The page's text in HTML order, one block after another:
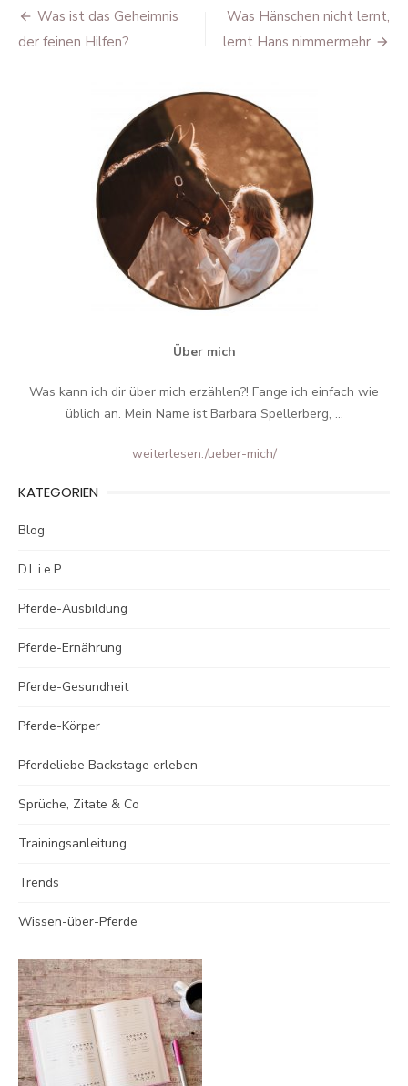
Beitragsnavigation
Was ist das Geheimnis
der feinen Hilfen?
Was Hänschen nicht lernt,
lernt Hans nimmermehr
Über mich
Was kann ich dir über mich erzählen?! Fange ich einfach wie
üblich an. Mein Name ist Barbara Spellerberg, ...
weiterlesen./ueber-mich/
KATEGORIEN
Blog
D.L.i.e.P
Pferde-Ausbildung
Pferde-Ernährung
Pferde-Gesundheit
Pferde-Körper
Pferdeliebe Backstage erleben
Sprüche, Zitate & Co
Trainingsanleitung
Trends
Wissen-über-Pferde